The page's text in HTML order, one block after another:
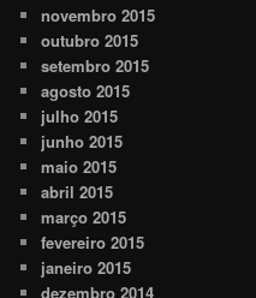
novembro 2015
outubro 2015
setembro 2015
agosto 2015
julho 2015
junho 2015
maio 2015
abril 2015
março 2015
fevereiro 2015
janeiro 2015
dezembro 2014